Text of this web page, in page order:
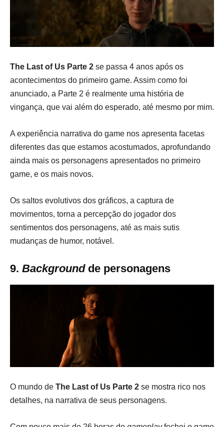
The Last of Us Parte 2 se passa 4 anos após os
acontecimentos do primeiro game. Assim como foi
anunciado, a Parte 2 é realmente uma história de
vingança, que vai além do esperado, até mesmo por mim.
A experiência narrativa do game nos apresenta facetas
diferentes das que estamos acostumados, aprofundando
ainda mais os personagens apresentados no primeiro
game, e os mais novos.
Os saltos evolutivos dos gráficos, a captura de
movimentos, torna a percepção do jogador dos
sentimentos dos personagens, até as mais sutis
mudanças de humor, notável.
9. Backgroundde personagens
O mundo de The Last of Us Parte 2 se mostra rico nos
detalhes, na narrativa de seus personagens.